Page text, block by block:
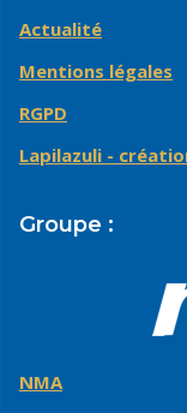
Actualité
Mentions légales
RGPD
Lapilazuli -
Groupe :
NMA